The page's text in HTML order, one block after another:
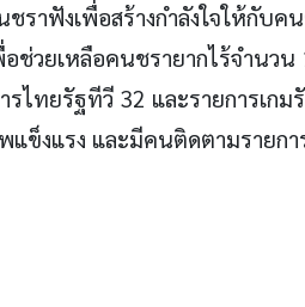
าฟังเพื่อสร้างกำลังใจให้กับค
วยเหลือคนชรายากไร้จำนว
ทยรัฐทีวี 32 และรายการเกม
แข็งแรง และมีคนติดตามรายก